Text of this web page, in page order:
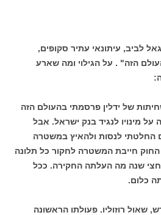
לביב, עיתונאי עתיר סקופים,
הזה" . על הגילוי ומה שארע
של ידלין פרסמתי בהעולם הזה
מינויו לנגיד בנק ישראל. אבל
החלטתי לנסות ולהאיץ במשטרה
החוק חייבת המשטרה לחקור כל תלונה
שנה מה העלתה החקירה. ככל
כלום.
שאול רוזוליו. פעולתו הראשונה